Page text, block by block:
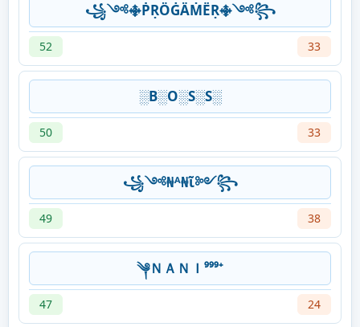
꧁༺࿇ṖṚÖĠÄṀЁṚ࿇༺꧂
52 33
░B░O░S░S░
50 33
꧁༺₦ᴬ₦ῖ༻꧂
49 38
༆ＮＡＮＩ⁹⁹⁹⁺
47 24